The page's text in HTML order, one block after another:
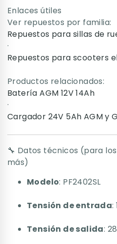
Enlaces útiles
Ver repuestos por familia:
Repuestos para sillas de
·
Repuestos para scooters
Productos relacionados:
Batería AGM 12V 14Ah
·
Cargador 24V 5Ah AGM y
🔧 Datos técnicos (para
más)
Modelo: PF2402SL
Tensión de entrada:
Tensión de salida: